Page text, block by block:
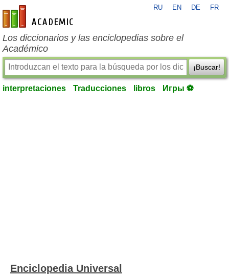
es-academic.com
RU EN DE FR
Los diccionarios y las enciclopedias sobre el
Académico
¡Buscar!
interpretaciones Traducciones libros Игры ⚽
Enciclopedia Universal